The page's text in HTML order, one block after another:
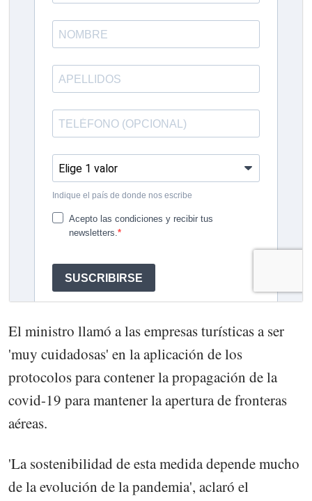
El ministro llamó a las empresas turísticas a ser
'muy cuidadosas' en la aplicación de los
protocolos para contener la propagación de la
covid-19 para mantener la apertura de fronteras
aéreas.
'La sostenibilidad de esta medida depende mucho
de la evolución de la pandemia', aclaró el